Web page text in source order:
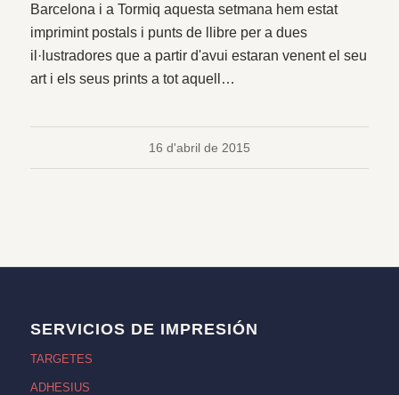
Barcelona i a Tormiq aquesta setmana hem estat
imprimint postals i punts de llibre per a dues
il·lustradores que a partir d'avui estaran venent el seu
art i els seus prints a tot aquell…
16 d'abril de 2015
SERVICIOS DE IMPRESIÓN
TARGETES
ADHESIUS